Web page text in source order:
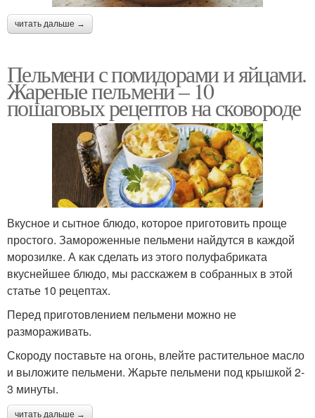
читать дальше →
Пельмени с помидорами и яйцами.
Жареные пельмени – 10
пошаговых рецептов на сковороде
Вкусное и сытное блюдо, которое приготовить проще
простого. Замороженные пельмени найдутся в каждой
морозилке. А как сделать из этого полуфабриката
вкуснейшее блюдо, мы расскажем в собранных в этой
статье 10 рецептах.
Перед приготовлением пельмени можно не
размораживать.
Скороду поставьте на огонь, влейте растительное масло
и выложите пельмени. Жарьте пельмени под крышкой 2-
3 минуты.
читать дальше →